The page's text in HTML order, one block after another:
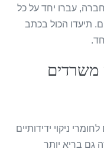
עברו יחד על כל
תיעדו הכול בכתב
משרדים
ניקוי ידידותיים
גם בריא יותר